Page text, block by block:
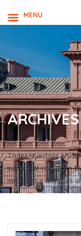
ARCHIVES
Todos nuestros
saber qué comer en
necesitas y disfrutas
MENU